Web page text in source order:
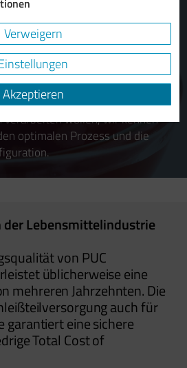
Verweigern
Akzeptieren
Probst & Class die
In dieser Zeit haben
erdenklichen
kennengelernt.
profitieren unsere Kunden
verarbeiten wollen, wir kennen
optimalen Prozess und die
der Lebensmittelindustrie
von PUC
üblicherweise eine
mehreren Jahrzehnten. Die
auch für
garantiert eine sichere
Total Cost of